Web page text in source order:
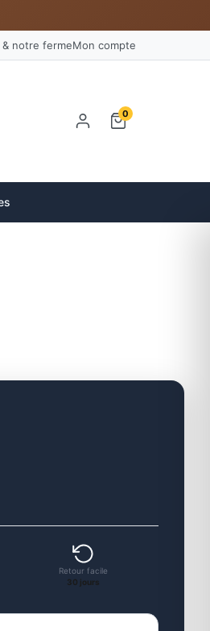
notre fermeMon compte
0
Retour facile
30 jours